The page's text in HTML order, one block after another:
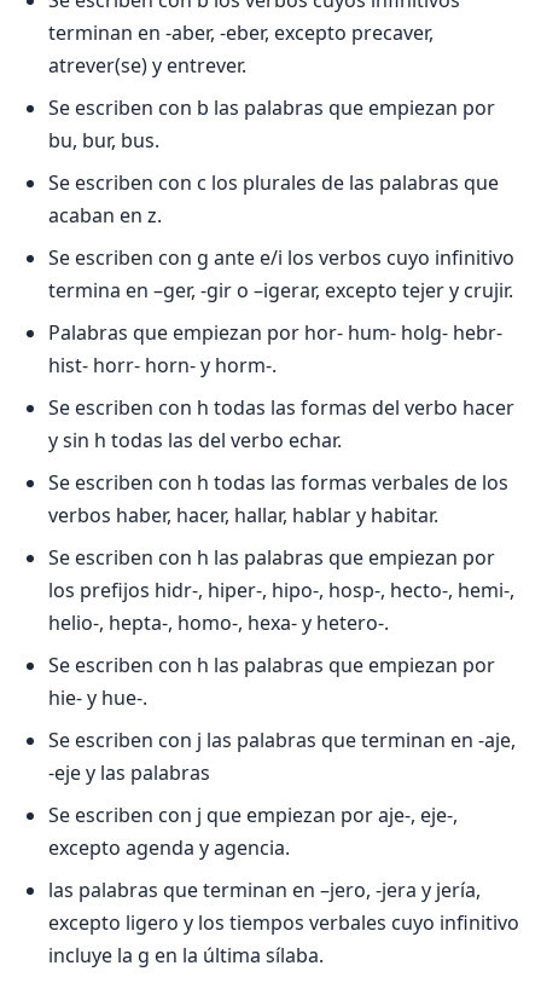
terminan en -aber, -eber, excepto precaver,
atrever(se) y entrever.
Se escriben con b las palabras que empiezan por
bu, bur, bus.
Se escriben con c los plurales de las palabras que
acaban en z.
Se escriben con g ante e/i los verbos cuyo infinitivo
termina en –ger, -gir o –igerar, excepto tejer y crujir.
Palabras que empiezan por hor- hum- holg- hebr-
hist- horr- horn- y horm-.
Se escriben con h todas las formas del verbo hacer
y sin h todas las del verbo echar.
Se escriben con h todas las formas verbales de los
verbos haber, hacer, hallar, hablar y habitar.
Se escriben con h las palabras que empiezan por
los prefijos hidr-, hiper-, hipo-, hosp-, hecto-, hemi-,
helio-, hepta-, homo-, hexa- y hetero-.
Se escriben con h las palabras que empiezan por
hie- y hue-.
Se escriben con j las palabras que terminan en -aje,
-eje y las palabras
Se escriben con j que empiezan por aje-, eje-,
excepto agenda y agencia.
las palabras que terminan en –jero, -jera y jería,
excepto ligero y los tiempos verbales cuyo infinitivo
incluye la g en la última sílaba.